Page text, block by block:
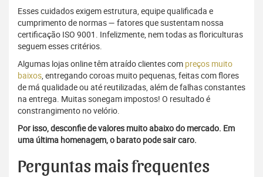
Esses cuidados exigem estrutura, equipe qualificada e
cumprimento de normas — fatores que sustentam nossa
certificação ISO 9001. Infelizmente, nem todas as floriculturas
seguem esses critérios.
Algumas lojas online têm atraído clientes com preços muito
baixos, entregando coroas muito pequenas, feitas com flores
de má qualidade ou até reutilizadas, além de falhas constantes
na entrega. Muitas sonegam impostos! O resultado é
constrangimento no velório.
Por isso, desconfie de valores muito abaixo do mercado. Em
uma última homenagem, o barato pode sair caro.
Perguntas mais frequentes